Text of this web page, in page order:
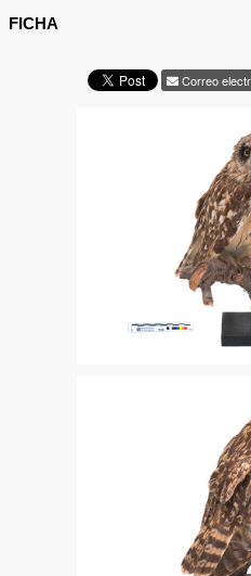
Búsqueda avanzada
FICHA
Correo